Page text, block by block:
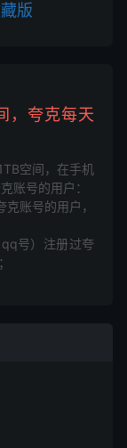
版
，夸克每天
空间，在手机
账号的用户：
账号的用户，
号）注册过夸